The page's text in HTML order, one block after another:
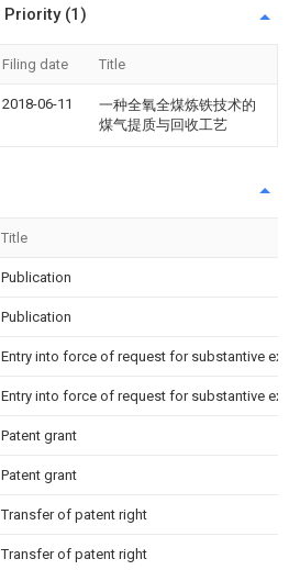
(1)
Filing date Title
2018-06-11
一种全氧全煤炼铁技术的
煤气提质与回收工艺
Title
Publication
Publication
Entry into force of request for substantive
Entry into force of request for substantive
Patent grant
Patent grant
Transfer of patent right
Transfer of patent right